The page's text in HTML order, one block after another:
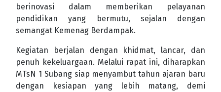
berinovasi dalam memberikan pelayanan
pendidikan yang bermutu, sejalan dengan
semangat Kemenag Berdampak.
Kegiatan berjalan dengan khidmat, lancar, dan
penuh kekeluargaan. Melalui rapat ini, diharapkan
MTsN 1 Subang siap menyambut tahun ajaran baru
dengan kesiapan yang lebih matang, demi